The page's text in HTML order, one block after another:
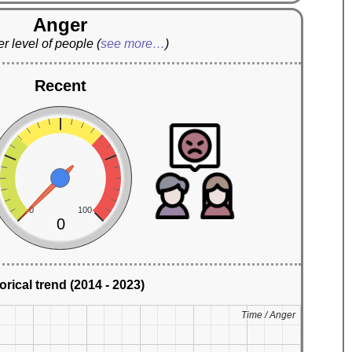
Anger
level of people(see more…)
Recent
0 100
0
trend (2014 - 2023)
Time / Anger
Time / Anger